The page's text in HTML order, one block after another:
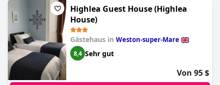
Highlea Guest House (Highlea
House)
Gästehaus in Weston-super-Mare
8,4 Sehr gut
Von 95 $